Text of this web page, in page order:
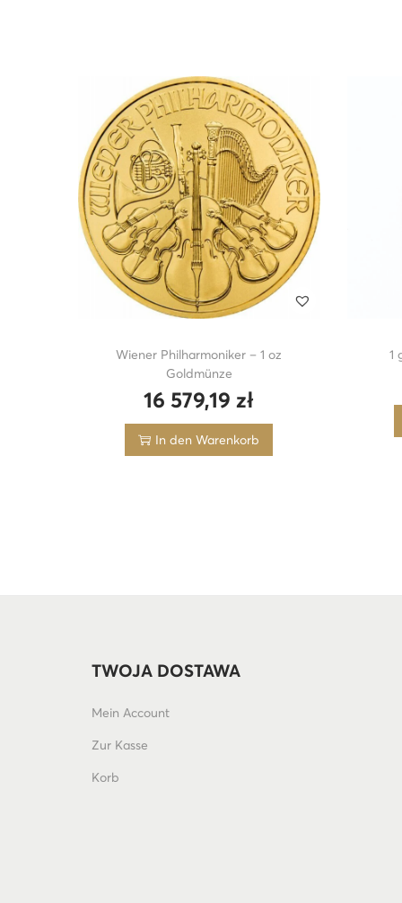
Wiener Philharmoniker – 1 oz
Goldmünze
16 579,19zł
In den Warenkorb
1
TWOJA DOSTAWA
Mein Account
Zur Kasse
Korb